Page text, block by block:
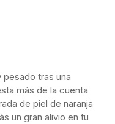
tras una
más de la cuenta
de piel de naranja
un gran alivio en tu